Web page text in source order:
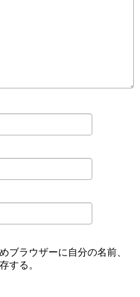
ブラウザーに自分の名前、
する。